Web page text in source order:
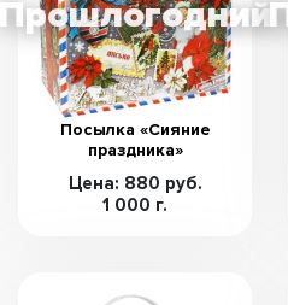
Посылка «Сияние
праздника»
Цена: 880 руб.
1 000 г.